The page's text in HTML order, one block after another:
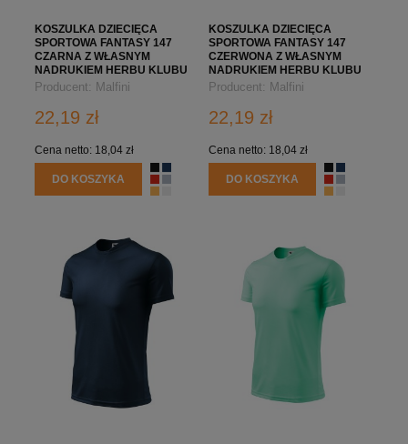
KOSZULKA DZIECIĘCA
SPORTOWA FANTASY 147
CZARNA Z WŁASNYM
NADRUKIEM HERBU KLUBU
Producent: Malfini
22,19 zł
Cena netto: 18,04 zł
DO KOSZYKA
KOSZULKA DZIECIĘCA
SPORTOWA FANTASY 147
CZERWONA Z WŁASNYM
NADRUKIEM HERBU KLUBU
Producent: Malfini
22,19 zł
Cena netto: 18,04 zł
DO KOSZYKA